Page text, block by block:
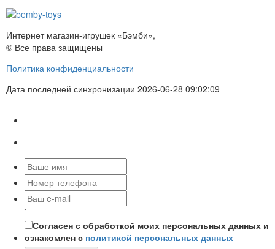
Интернет магазин-игрушек «Бэмби»,
© Все права защищены
Политика конфиденциальности
Дата последней синхронизации 2026-06-28 09:02:09
`
Согласен с обработкой моих персональных данных и
ознакомлен с политикой персональных данных